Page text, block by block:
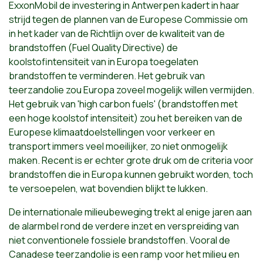
ExxonMobil de investering in Antwerpen kadert in haar
strijd tegen de plannen van de Europese Commissie om
in het kader van de Richtlijn over de kwaliteit van de
brandstoffen (Fuel Quality Directive) de
koolstofintensiteit van in Europa toegelaten
brandstoffen te verminderen. Het gebruik van
teerzandolie zou Europa zoveel mogelijk willen vermijden.
Het gebruik van 'high carbon fuels' (brandstoffen met
een hoge koolstof intensiteit) zou het bereiken van de
Europese klimaatdoelstellingen voor verkeer en
transport immers veel moeilijker, zo niet onmogelijk
maken. Recent is er echter grote druk om de criteria voor
brandstoffen die in Europa kunnen gebruikt worden, toch
te versoepelen, wat bovendien blijkt te lukken.
De internationale milieubeweging trekt al enige jaren aan
de alarmbel rond de verdere inzet en verspreiding van
niet conventionele fossiele brandstoffen. Vooral de
Canadese teerzandolie is een ramp voor het milieu en